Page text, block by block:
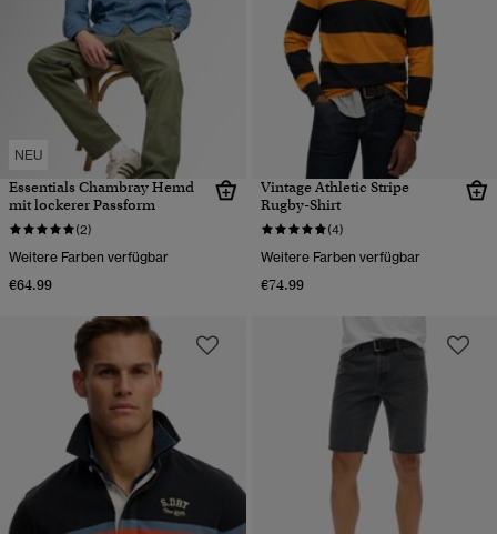
NEU
Essentials Chambray Hemd
mit lockerer Passform
(2)
Weitere Farben verfügbar
€64.99
Vintage Athletic Stripe
Rugby-Shirt
(4)
Weitere Farben verfügbar
€74.99